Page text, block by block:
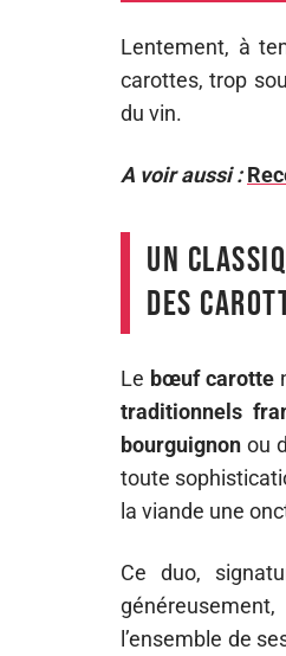
Lentement, à
carottes, trop
du vin.
A voir aussi :
Un
des
Le bœuf carotte
traditionnels
bourguignon ou
toute
la viande une
Ce duo,
l’ensemble de